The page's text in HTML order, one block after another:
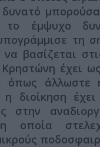
δυνατό
το έμψυχο
τη
βασίζεται
έχει
όπως άλλωστε
διοίκηση
στην
οποία